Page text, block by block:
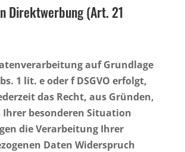
Direktwerbung (Art. 21
auf Grundlage
1 lit. e oder f DSGVO erfolgt,
das Recht, aus Gründen,
Ihrer besonderen Situation
die Verarbeitung Ihrer
Daten Widerspruch